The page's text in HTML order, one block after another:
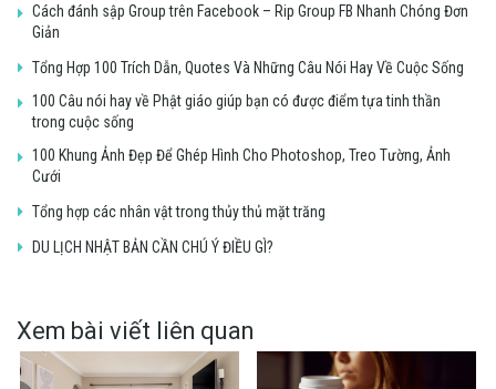
Cách đánh sập Group trên Facebook – Rip Group FB Nhanh Chóng Đơn
Giản
Tổng Hợp 100 Trích Dẫn, Quotes Và Những Câu Nói Hay Về Cuộc Sống
100 Câu nói hay về Phật giáo giúp bạn có được điểm tựa tinh thần
trong cuộc sống
100 Khung Ảnh Đẹp Để Ghép Hình Cho Photoshop, Treo Tường, Ảnh
Cưới
Tổng hợp các nhân vật trong thủy thủ mặt trăng
DU LỊCH NHẬT BẢN CẦN CHÚ Ý ĐIỀU GÌ?
Xem bài viết liên quan